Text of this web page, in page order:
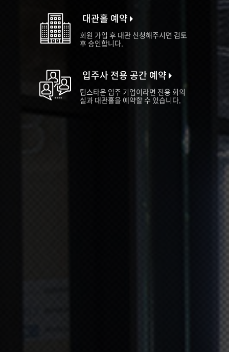
대관홀 예약
회원 가입 후 대관 신청해주시면 검토
후 승인합니다.
입주사 전용 공간 예약
팁스타운 입주 기업이라면 전용 회의
실과 대관홀을 예약할 수 있습니다.